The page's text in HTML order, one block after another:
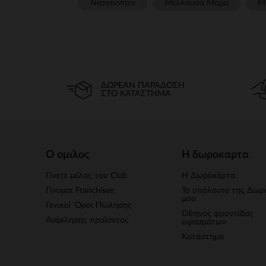
ΔΩΡΕΆΝ ΠΑΡΆΔΟΣΗ
ΣΤΟ ΚΑΤΆΣΤΗΜΑ
Ο ομιλος
Γίνετε μέλος του Club
Γίνομαι Franchisee
Γενικοί 'Οροι Πώλησης
Ανάκλησης προϊόντος
Η δωροκαρτα
Η Δωροκάρτα
Το υπόλοιπο της
μου
Οδηγός φροντίδας
υφασμάτων
Κατάστημα